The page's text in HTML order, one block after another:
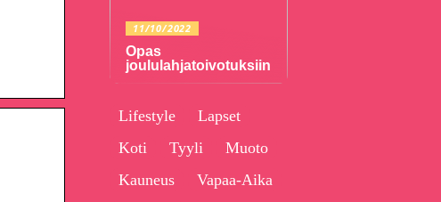
11/10/2022
Opas
joululahjatoivotuksiin
Lifestyle
Lapset
Koti
Tyyli
Muoto
Kauneus
Vapaa-Aika